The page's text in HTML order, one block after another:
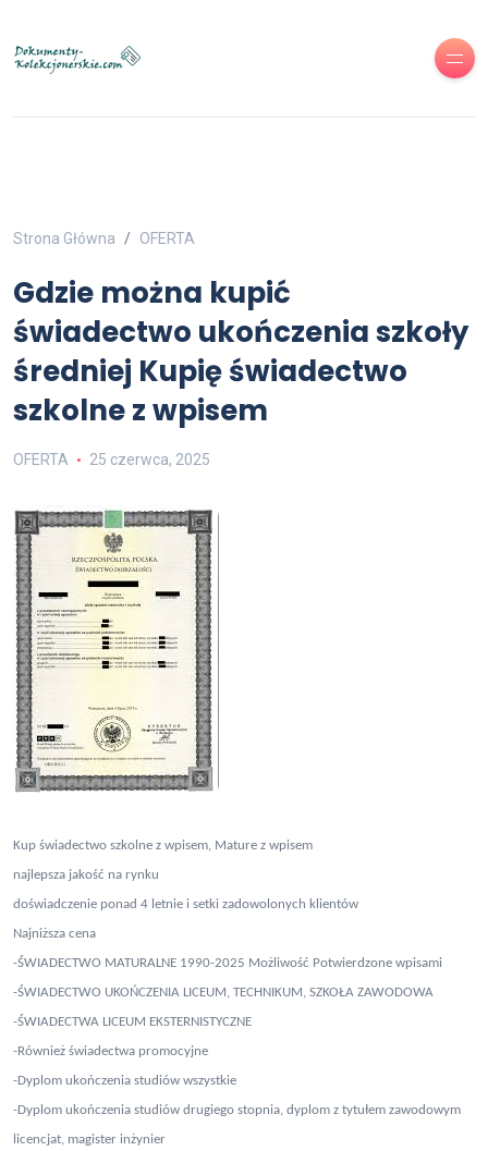
Strona Główna OFERTA
Gdzie można kupić
świadectwo ukończenia szkoły
średniej Kupię świadectwo
szkolne z wpisem
OFERTA 25 czerwca, 2025
Kup świadectwo szkolne z wpisem, Mature z wpisem
najlepsza jakość na rynku
doświadczenie ponad 4 letnie i setki zadowolonych klientów
Najniższa cena
-ŚWIADECTWO MATURALNE 1990-2025 Możliwość Potwierdzone wpisami
-ŚWIADECTWO UKOŃCZENIA LICEUM, TECHNIKUM, SZKOŁA ZAWODOWA
-ŚWIADECTWA LICEUM EKSTERNISTYCZNE
-Również świadectwa promocyjne
-Dyplom ukończenia studiów wszystkie
-Dyplom ukończenia studiów drugiego stopnia, dyplom z tytułem zawodowym
licencjat, magister inżynier